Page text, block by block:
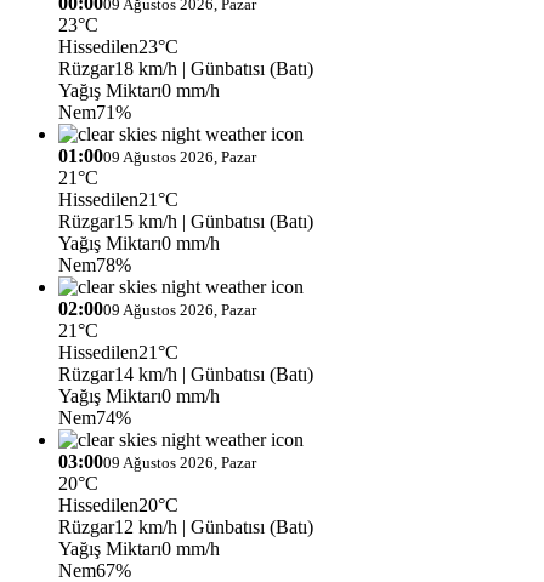
09 Ağustos 2026, Pazar
23°C
Hissedilen23°C
Rüzgar18 km/h | Günbatısı (Batı)
Yağış Miktarı0 mm/h
Nem71%
01:0009 Ağustos 2026, Pazar
21°C
Hissedilen21°C
Rüzgar15 km/h | Günbatısı (Batı)
Yağış Miktarı0 mm/h
Nem78%
02:0009 Ağustos 2026, Pazar
21°C
Hissedilen21°C
Rüzgar14 km/h | Günbatısı (Batı)
Yağış Miktarı0 mm/h
Nem74%
03:0009 Ağustos 2026, Pazar
20°C
Hissedilen20°C
Rüzgar12 km/h | Günbatısı (Batı)
Yağış Miktarı0 mm/h
Nem67%